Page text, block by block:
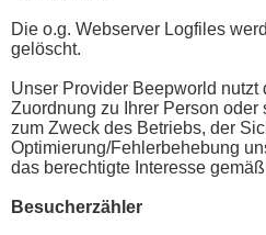
Die o.g. Webserver Logfiles
gelöscht.
Unser Provider Beepworld
Zuordnung zu Ihrer Person
zum Zweck des Betriebs, der
Optimierung/Fehlerbehebung
das berechtigte Interesse
Besucherzähler